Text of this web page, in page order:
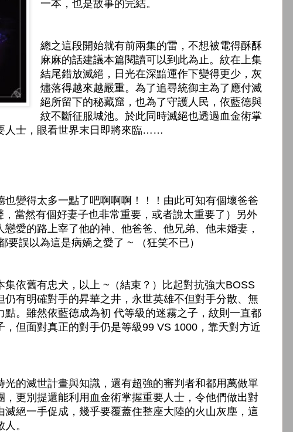
一本，也是故事的完結。
總之這段開始就有前兩集的雷，不想被電得酥酥
麻麻的話建議本篇閱讀可以到此為止。紋在上集
結尾錯放滅絕，日光在深黯運作下變得更少，灰
燼落得越來越嚴重。為了追尋統御主為了應付滅
絕所留下的秘藏窟，也為了守護人民，依藍德與
紋不斷征服城池。於此同時滅絕也透過血金術掌
人士，眼看世界末日即將來臨……
也變得太多一點了吧啊啊啊！！！由此可知有個壞爸爸
當然有個好妻子也非常重要，或者說太重要了）另外
愛的路上宰了他的神、他爸爸、他兄弟、他未婚妻，
要誤以為這是病嬌之愛了 ~ （狂笑不已）
集依舊有忠犬，以上 ~（結束？）比起對抗強大BOSS
仍有明確對手的昇華之井，永世英雄不但對手分散、無
點。雖然依藍德成為初 代等級的迷霧之子，紋則一直都
，但面對真正的對手仍是等級99 VS 1000，靠夭對方近
光的滅世計畫與知識，還有超強的審判者和都用萬做單
，更別提還能利用血金術掌握重要人士，令他們做出對
滅絕一手促成，幾乎要覆蓋住整座大陸的火山灰塵，這
。